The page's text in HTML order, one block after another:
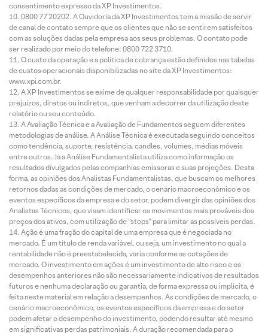
consentimento expresso da XP Investimentos.
0800 77 20202. A Ouvidoria da XP Investimentos tem a missão de servir
de canal de contato sempre que os clientes que não se sentirem satisfeitos
com as soluções dadas pela empresa aos seus problemas. O contato pode
ser realizado por meio do telefone: 0800 722 3710.
O custo da operação e a política de cobrança estão definidos nas tabelas
de custos operacionais disponibilizadas no site da XP Investimentos:
www.xpi.com.br.
A XP Investimentos se exime de qualquer responsabilidade por quaisquer
prejuízos, diretos ou indiretos, que venham a decorrer da utilização deste
relatório ou seu conteúdo.
A Avaliação Técnica e a Avaliação de Fundamentos seguem diferentes
metodologias de análise. A Análise Técnica é executada seguindo conceitos
como tendência, suporte, resistência, candles, volumes, médias móveis
entre outros. Já a Análise Fundamentalista utiliza como informação os
resultados divulgados pelas companhias emissoras e suas projeções. Desta
forma, as opiniões dos Analistas Fundamentalistas, que buscam os melhores
retornos dadas as condições de mercado, o cenário macroeconômico e os
eventos específicos da empresa e do setor, podem divergir das opiniões dos
Analistas Técnicos, que visam identificar os movimentos mais prováveis dos
preços dos ativos, com utilização de “stops” para limitar as possíveis perdas.
Ação é uma fração do capital de uma empresa que é negociada no
mercado. É um título de renda variável, ou seja, um investimento no qual a
rentabilidade não é preestabelecida, varia conforme as cotações de
mercado. O investimento em ações é um investimento de alto risco e os
desempenhos anteriores não são necessariamente indicativos de resultados
futuros e nenhuma declaração ou garantia, de forma expressa ou implícita, é
feita neste material em relação a desempenhos. As condições de mercado, o
cenário macroeconômico, os eventos específicos da empresa e do setor
podem afetar o desempenho do investimento, podendo resultar até mesmo
em significativas perdas patrimoniais. A duração recomendada para o